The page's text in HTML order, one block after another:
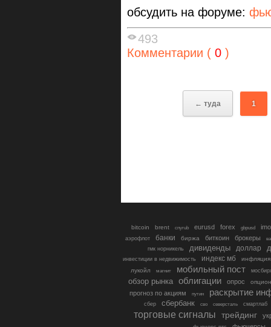
обсудить на форуме:
493
Комментарии ( 0 )
← туда 1
bitcoin brent cnyrub eurusd forex gbpusd
аэрофлот банки биржа биткоин брокеры
гмк норникель
дивиденды доллар
инвестиции в недвижимость индекс мб
инфляция
лукойл
магнит мобильный пост
обзор рынка облигации опрос
прогноз по акциям путин раскрытие
сбер сбербанк сво северсталь смартлаб
торговые сигналы трейдинг